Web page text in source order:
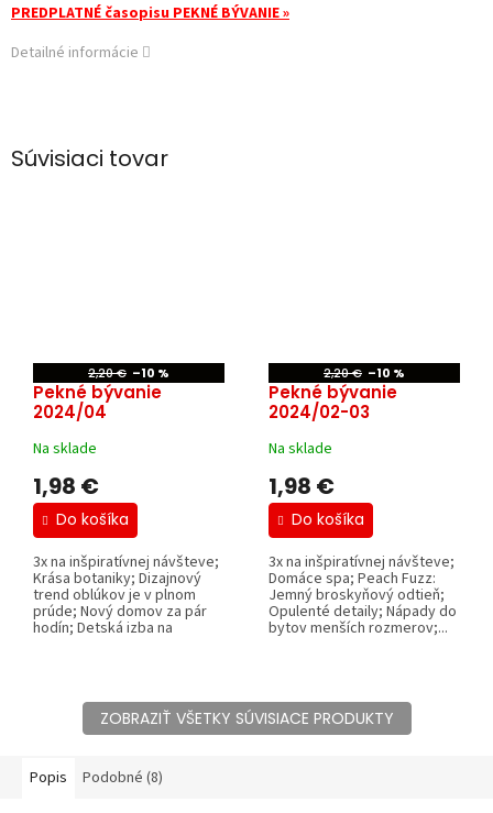
PREDPLATNÉ časopisu PEKNÉ BÝVANIE »
Detailné informácie
Súvisiaci tovar
2,20 € –10 %
Pekné bývanie
2024/04
Na sklade
1,98 €
Do košíka
3x na inšpiratívnej návšteve;
Krása botaniky; Dizajnový
trend oblúkov je v plnom
prúde; Nový domov za pár
hodín; Detská izba na
2,20 € –10 %
Pekné bývanie
2024/02-03
Na sklade
1,98 €
Do košíka
3x na inšpiratívnej návšteve;
Domáce spa; Peach Fuzz:
Jemný broskyňový odtieň;
Opulenté detaily; Nápady do
bytov menších rozmerov;...
ZOBRAZIŤ VŠETKY SÚVISIACE PRODUKTY
Popis Podobné (8)